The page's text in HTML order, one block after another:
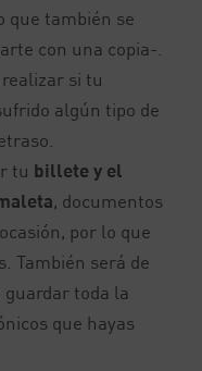
que también se
con una copia-.
si tu
algún tipo de
tu billete y el
, documentos
por lo que
También será de
toda la
que hayas